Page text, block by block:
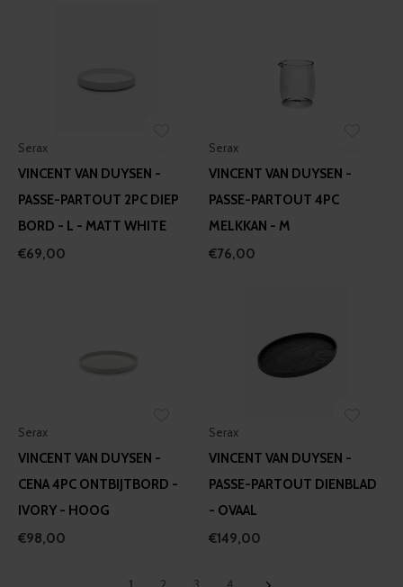
Serax
VINCENT VAN DUYSEN -
PASSE-PARTOUT 2PC DIEP
BORD - L - MATT WHITE
€69,00
Serax
VINCENT VAN DUYSEN -
PASSE-PARTOUT 4PC
MELKKAN - M
€76,00
Serax
VINCENT VAN DUYSEN -
CENA 4PC ONTBIJTBORD -
IVORY - HOOG
€98,00
Serax
VINCENT VAN DUYSEN -
PASSE-PARTOUT DIENBLAD
- OVAAL
€149,00